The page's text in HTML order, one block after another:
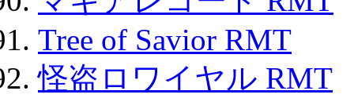
Tree of Savior RMT
怪盗ロワイヤル RMT